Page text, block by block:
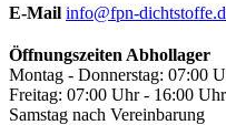
E-Mail info@fpn-
Öffnungszeiten Abhollager
Montag - Donnerstag: 07:00
Freitag: 07:00 Uhr - 16:00 Uhr
Samstag nach Vereinbarung